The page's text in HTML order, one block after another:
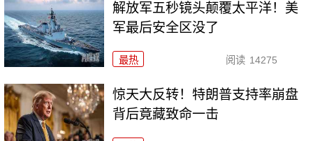
解放军五秒镜头颠覆太平洋！美
军最后安全区没了
最热 阅读 14275
惊天大反转！特朗普支持率崩盘
背后竟藏致命一击